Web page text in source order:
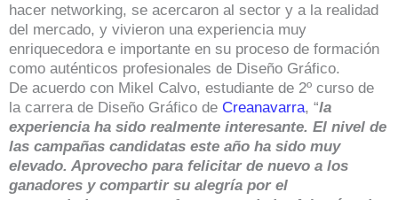
hacer networking, se acercaron al sector y a la realidad
del mercado, y vivieron una experiencia muy
enriquecedora e importante en su proceso de formación
como auténticos profesionales de Diseño Gráfico.
De acuerdo con Mikel Calvo, estudiante de 2º curso de
la carrera de Diseño Gráfico de Creanavarra, “la
experiencia ha sido realmente interesante. El nivel de
las campañas candidatas este año ha sido muy
elevado. Aprovecho para felicitar de nuevo a los
ganadores y compartir su alegría por el